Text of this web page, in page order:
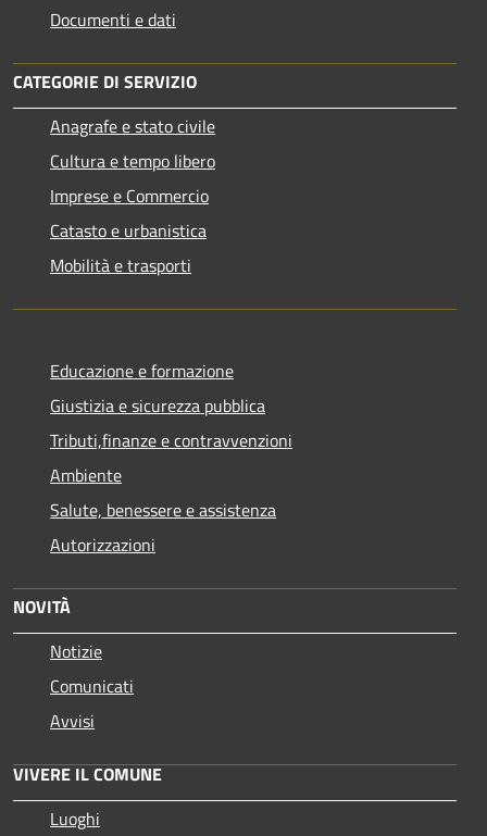
Documenti e dati
CATEGORIE DI SERVIZIO
Anagrafe e stato civile
Cultura e tempo libero
Imprese e Commercio
Catasto e urbanistica
Mobilità e trasporti
Educazione e formazione
Giustizia e sicurezza pubblica
Tributi,finanze e contravvenzioni
Ambiente
Salute, benessere e assistenza
Autorizzazioni
NOVITÀ
Notizie
Comunicati
Avvisi
VIVERE IL COMUNE
Luoghi